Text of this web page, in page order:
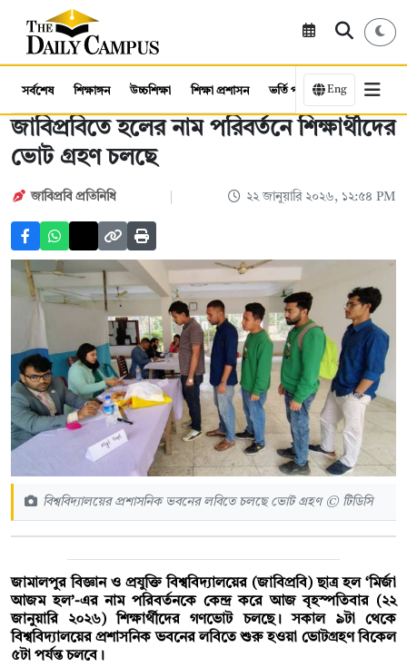
সর্বশেষ শিক্ষাঙ্গন উচ্চশিক্ষা শিক্ষা প্রশাসন ভর্তি পরীক্ষা কর্মসংস্থান
Eng
জাবিপ্রবিতে হলের নাম পরিবর্তনে শিক্ষার্থীদের
ভোট গ্রহণ চলছে
জাবিপ্রবি প্রতিনিধি ২২ জানুয়ারি ২০২৬, ১২:৫৪ PM
বিশ্ববিদ্যালয়ের প্রশাসনিক ভবনের লবিতে চলছে ভোট গ্রহণ © টিডিসি
জামালপুর বিজ্ঞান ও প্রযুক্তি বিশ্ববিদ্যালয়ের (জাবিপ্রবি) ছাত্র হল ‘মির্জা
আজম হল’-এর নাম পরিবর্তনকে কেন্দ্র করে আজ বৃহস্পতিবার (২২
জানুয়ারি ২০২৬) শিক্ষার্থীদের গণভোট চলছে। সকাল ৯টা থেকে
বিশ্ববিদ্যালয়ের প্রশাসনিক ভবনের লবিতে শুরু হওয়া ভোটগ্রহণ বিকেল
৫টা পর্যন্ত চলবে।